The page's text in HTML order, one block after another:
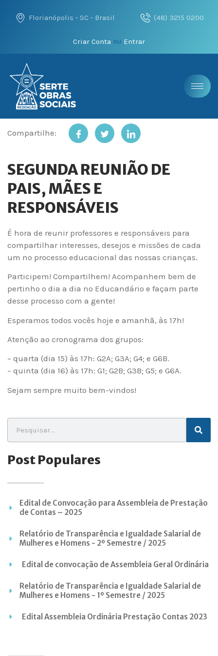
Florianópolis - SC - Brasil (48) 3215 0200
Criar Conta ou Entrar
Compartilhe:
SEGUNDA REUNIÃO DE
PAIS, MÃES E
RESPONSÁVEIS
É hora de reunir professores e responsáveis para
compartilhar interesses, desejos e missões de cada
um no processo educacional das nossas crianças.
Participem! Compartilhem! Acompanhem bem de
pertinho o dia a dia no Educandário e façam parte
desse processo com a gente!
Esperamos todos vocês hoje e amanhã, às 17h!
Atenção ao cronograma dos grupos:
– quarta (dia 15) às 17h: G2A; G3A; G4; e G6B.
– quinta (dia 16) às 17h: G1; G2B; G3B; G5; e G6A.
Sejam sempre muito bem-vindos!
Post Populares
Edital de Convocação para Assembleia de Prestação
de Contas – 2025
Relatório de Transparência e Igualdade Salarial de
Mulheres e Homens - 2º Semestre / 2025
Edital de convocação de Assembleia Geral Ordinária
Relatório de Transparência e Igualdade Salarial de
Mulheres e Homens - 1º Semestre / 2025
Edital Assembleia Ordinária Prestação Contas 2023